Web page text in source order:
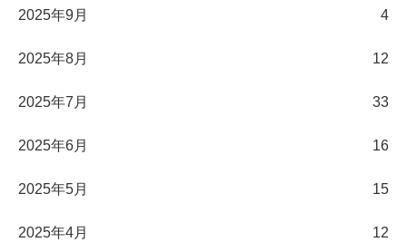
2025年9月 4
2025年8月 12
2025年7月 33
2025年6月 16
2025年5月 15
2025年4月 12